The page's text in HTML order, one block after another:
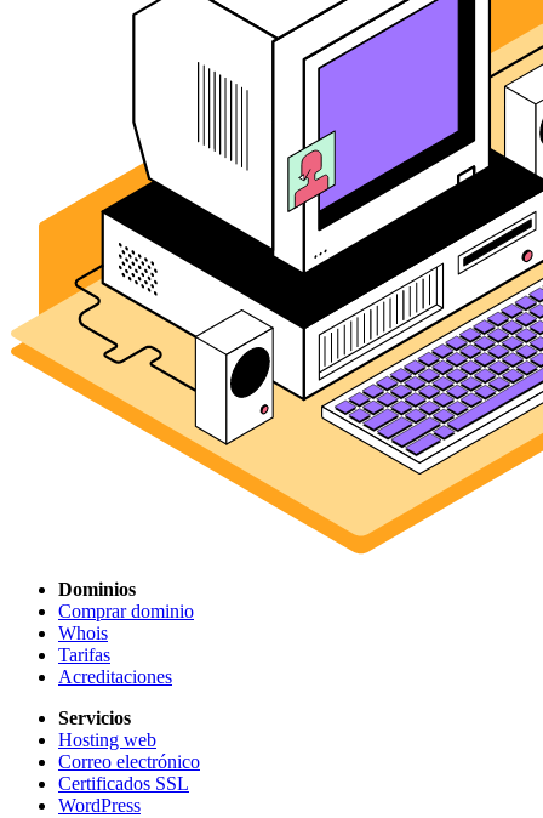
Dominios
Comprar dominio
Whois
Tarifas
Acreditaciones
Servicios
Hosting web
Correo electrónico
Certificados SSL
WordPress